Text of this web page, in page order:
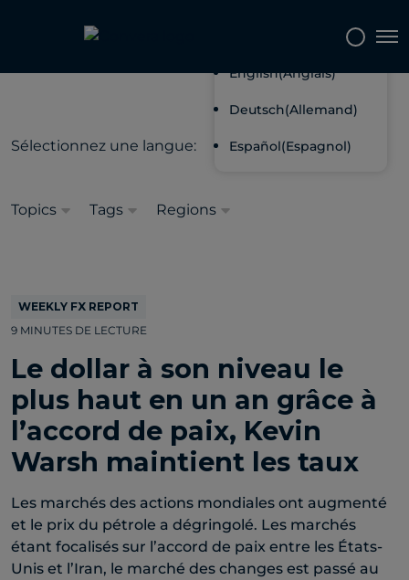
Topics Tags Regions
Sélectionnez une langue:
English(Anglais)
Deutsch(Allemand)
Español(Espagnol)
WEEKLY FX REPORT
9 MINUTES DE LECTURE
Le dollar à son niveau le
plus haut en un an grâce à
l’accord de paix, Kevin
Warsh maintient les taux
Les marchés des actions mondiales ont augmenté
et le prix du pétrole a dégringolé. Les marchés
étant focalisés sur l’accord de paix entre les États-
Unis et l’Iran, le marché des changes est passé au